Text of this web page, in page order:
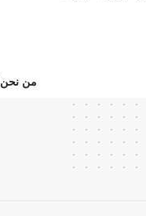
من نحن